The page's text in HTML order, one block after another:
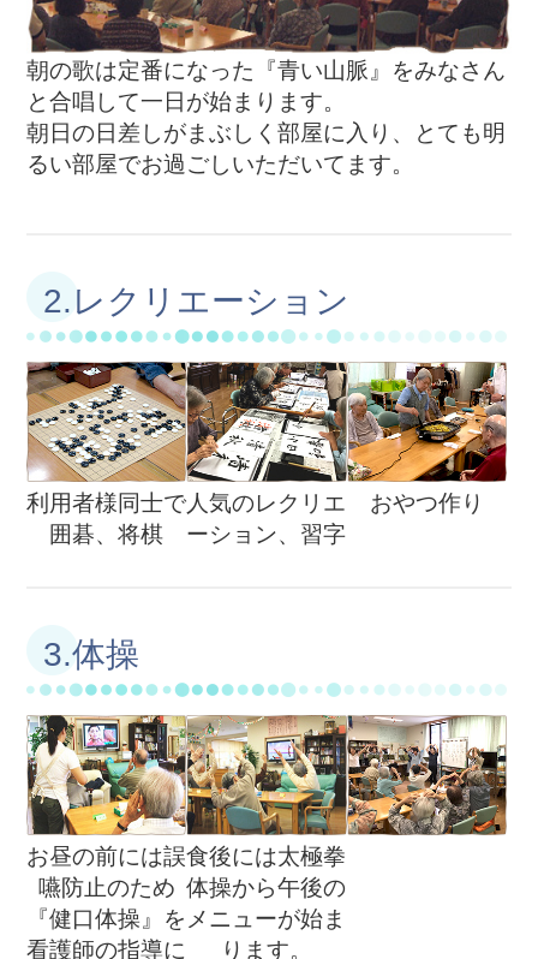
朝の歌は定番になった『青い山脈』をみなさん
と合唱して一日が始まります。
朝日の日差しがまぶしく部屋に入り、とても明
るい部屋でお過ごしいただいてます。
2.レクリエーション
利用者様同士で
囲碁、将棋
人気のレクリエ
ーション、習字
おやつ作り
3.体操
お昼の前には誤
嚥防止のため
『健口体操』を
看護師の指導に
食後には太極拳
体操から午後の
メニューが始ま
ります。